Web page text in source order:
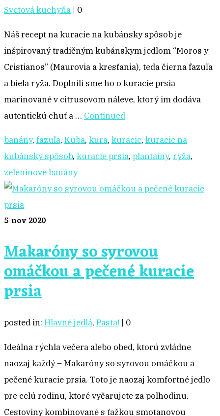
Svetová kuchyňa | 0
Náš recept na kuracie na kubánsky spôsob je
inšpirovaný tradičným kubánskym jedlom “Moros y
Cristianos” (Maurovia a kresťania), teda čierna fazuľa
a biela ryža. Doplnili sme ho o kuracie prsia
marinované v citrusovom náleve, ktorý im dodáva
autentickú chuť a … Continued
banány, fazuľa, Kuba, kura, kuracie, kuracie na
kubánsky spôsob, kuracie prsia, plantainy, ryža,
zeleninové banány
5 nov 2020
Makaróny so syrovou
omáčkou a pečené kuracie
prsia
posted in: Hlavné jedlá, Pasta! | 0
Ideálna rýchla večera alebo obed, ktorú zvládne
naozaj každý – Makaróny so syrovou omáčkou a
pečené kuracie prsia. Toto je naozaj komfortné jedlo
pre celú rodinu, ktoré vyčarujete za polhodinu.
Cestoviny kombinované s ťažkou smotanovou